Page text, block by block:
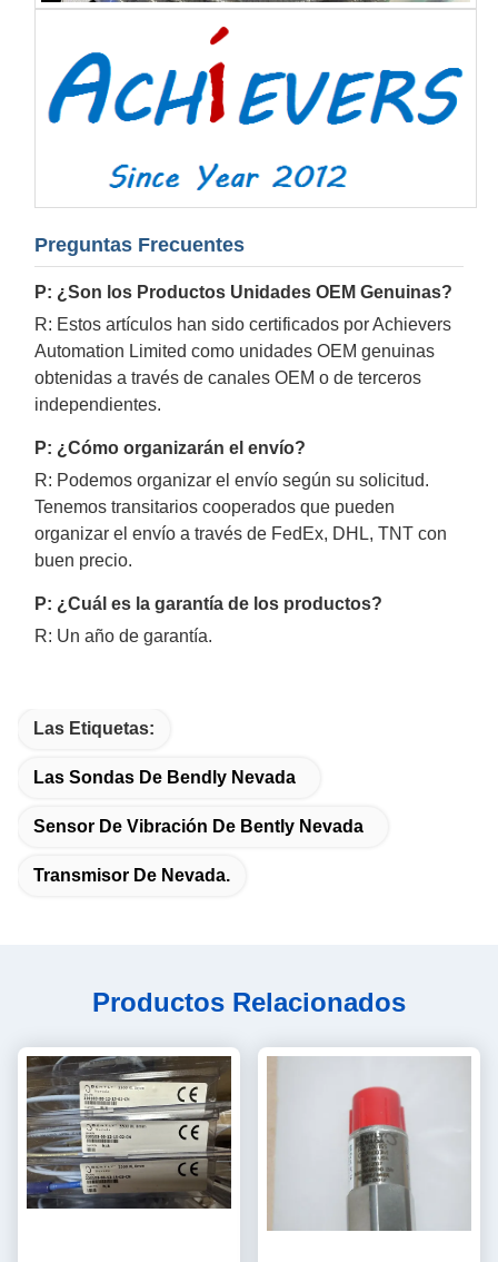
Preguntas Frecuentes
P: ¿Son los Productos Unidades OEM Genuinas?
R: Estos artículos han sido certificados por Achievers
Automation Limited como unidades OEM genuinas
obtenidas a través de canales OEM o de terceros
independientes.
P: ¿Cómo organizarán el envío?
R: Podemos organizar el envío según su solicitud.
Tenemos transitarios cooperados que pueden
organizar el envío a través de FedEx, DHL, TNT con
buen precio.
P: ¿Cuál es la garantía de los productos?
R: Un año de garantía.
Las Etiquetas:
Las Sondas De Bendly Nevada
Sensor De Vibración De Bently Nevada
Transmisor De Nevada.
Productos Relacionados